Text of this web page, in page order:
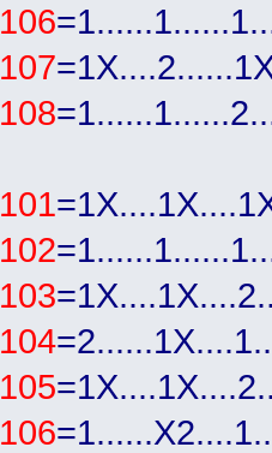
106
107
108
101
102
103
104
105
106